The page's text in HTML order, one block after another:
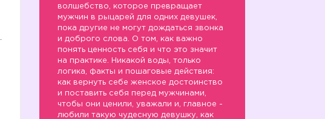
волшебство, которое превращает
мужчин в рыцарей для одних девушек,
пока другие не могут дождаться звонка
и доброго слова. О том, как важно
понять ценность себя и что это значит
на практике. Никакой воды, только
логика, факты и пошаговые действия:
как вернуть себе женское достоинство
и поставить себя перед мужчинами,
чтобы они ценили, уважали и, главное -
любили такую чудесную девушку, как